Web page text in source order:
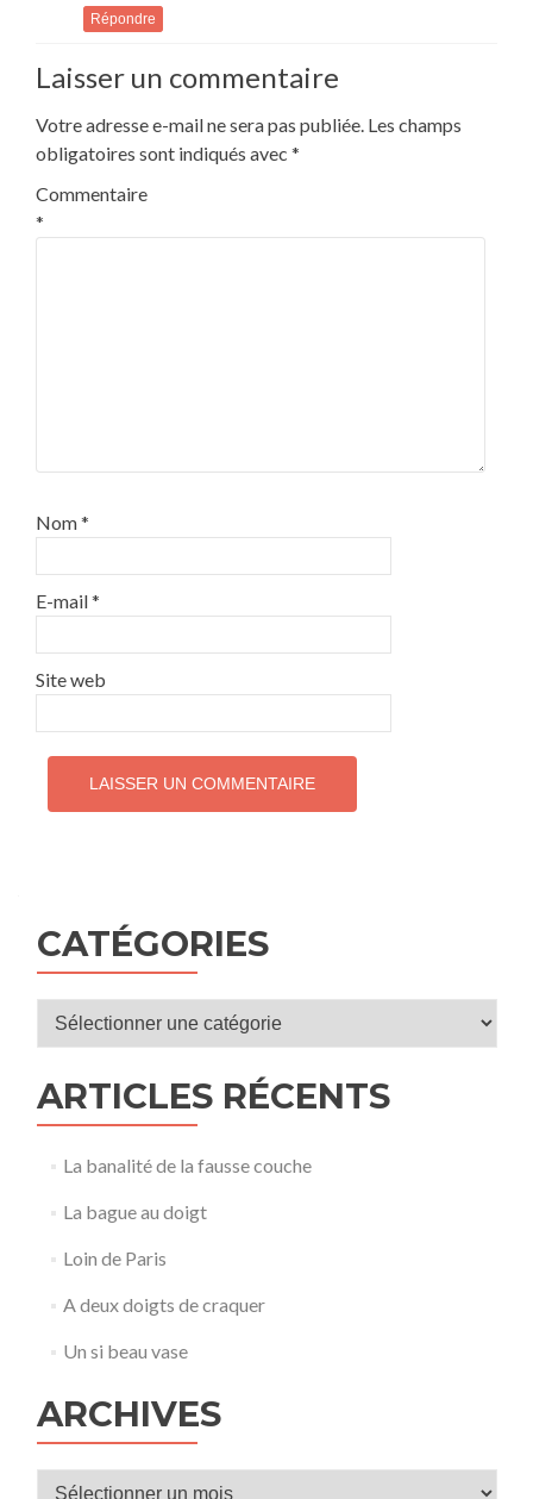
Répondre
Laisser un commentaire
Votre adresse e-mail ne sera pas publiée. Les champs
obligatoires sont indiqués avec *
Commentaire
*
Nom*
E-mail*
Site web
CATÉGORIES
Catégories
ARTICLES RÉCENTS
La banalité de la fausse couche
La bague au doigt
Loin de Paris
A deux doigts de craquer
Un si beau vase
ARCHIVES
Archives